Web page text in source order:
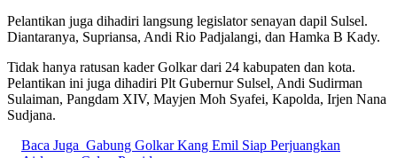
Pelantikan juga dihadiri langsung legislator senayan dapil Sulsel.
Diantaranya, Supriansa, Andi Rio Padjalangi, dan Hamka B Kady.
Tidak hanya ratusan kader Golkar dari 24 kabupaten dan kota.
Pelantikan ini juga dihadiri Plt Gubernur Sulsel, Andi Sudirman
Sulaiman, Pangdam XIV, Mayjen Moh Syafei, Kapolda, Irjen Nana
Sudjana.
Baca Juga Gabung Golkar Kang Emil Siap Perjuangkan